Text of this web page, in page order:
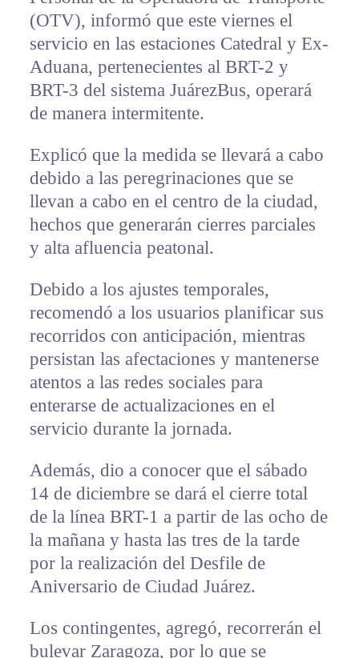
(OTV), informó que este viernes el
servicio en las estaciones Catedral y Ex-
Aduana, pertenecientes al BRT-2 y
BRT-3 del sistema JuárezBus, operará
de manera intermitente.
Explicó que la medida se llevará a cabo
debido a las peregrinaciones que se
llevan a cabo en el centro de la ciudad,
hechos que generarán cierres parciales
y alta afluencia peatonal.
Debido a los ajustes temporales,
recomendó a los usuarios planificar sus
recorridos con anticipación, mientras
persistan las afectaciones y mantenerse
atentos a las redes sociales para
enterarse de actualizaciones en el
servicio durante la jornada.
Además, dio a conocer que el sábado
14 de diciembre se dará el cierre total
de la línea BRT-1 a partir de las ocho de
la mañana y hasta las tres de la tarde
por la realización del Desfile de
Aniversario de Ciudad Juárez.
Los contingentes, agregó, recorrerán el
bulevar Zaragoza, por lo que se